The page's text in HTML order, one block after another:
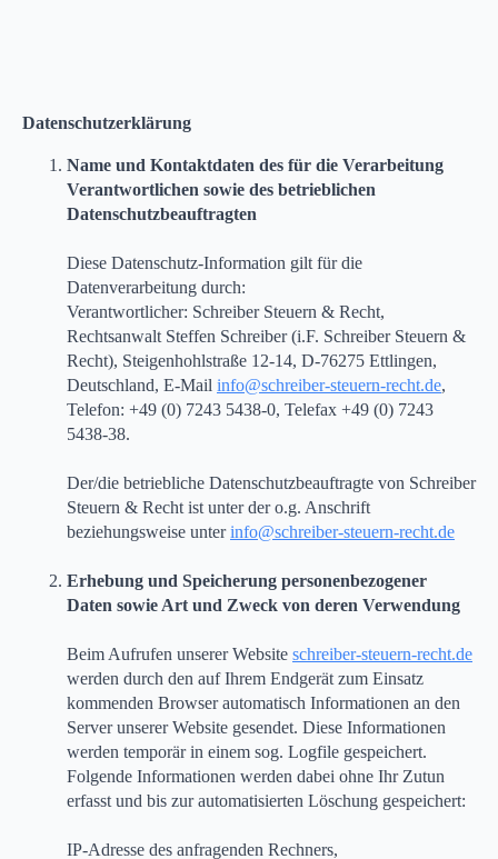
Datenschutzerklärung
Name und Kontaktdaten des für die Verarbeitung
Verantwortlichen sowie des betrieblichen
Datenschutzbeauftragten
Diese Datenschutz-Information gilt für die
Datenverarbeitung durch:
Verantwortlicher: Schreiber Steuern & Recht,
Rechtsanwalt Steffen Schreiber (i.F. Schreiber Steuern &
Recht), Steigenhohlstraße 12-14, D-76275 Ettlingen,
Deutschland, E-Mail info@schreiber-steuern-recht.de,
Telefon: +49 (0) 7243 5438-0, Telefax +49 (0) 7243
5438-38.
Der/die betriebliche Datenschutzbeauftragte von Schreiber
Steuern & Recht ist unter der o.g. Anschrift
beziehungsweise unterinfo@schreiber-steuern-recht.de
Erhebung und Speicherung personenbezogener
Daten sowie Art und Zweck von deren Verwendung
Beim Aufrufen unserer Website schreiber-steuern-recht.de
werden durch den auf Ihrem Endgerät zum Einsatz
kommenden Browser automatisch Informationen an den
Server unserer Website gesendet. Diese Informationen
werden temporär in einem sog. Logfile gespeichert.
Folgende Informationen werden dabei ohne Ihr Zutun
erfasst und bis zur automatisierten Löschung gespeichert:
IP-Adresse des anfragenden Rechners,